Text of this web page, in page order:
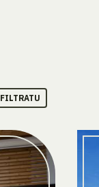
FILTRATU